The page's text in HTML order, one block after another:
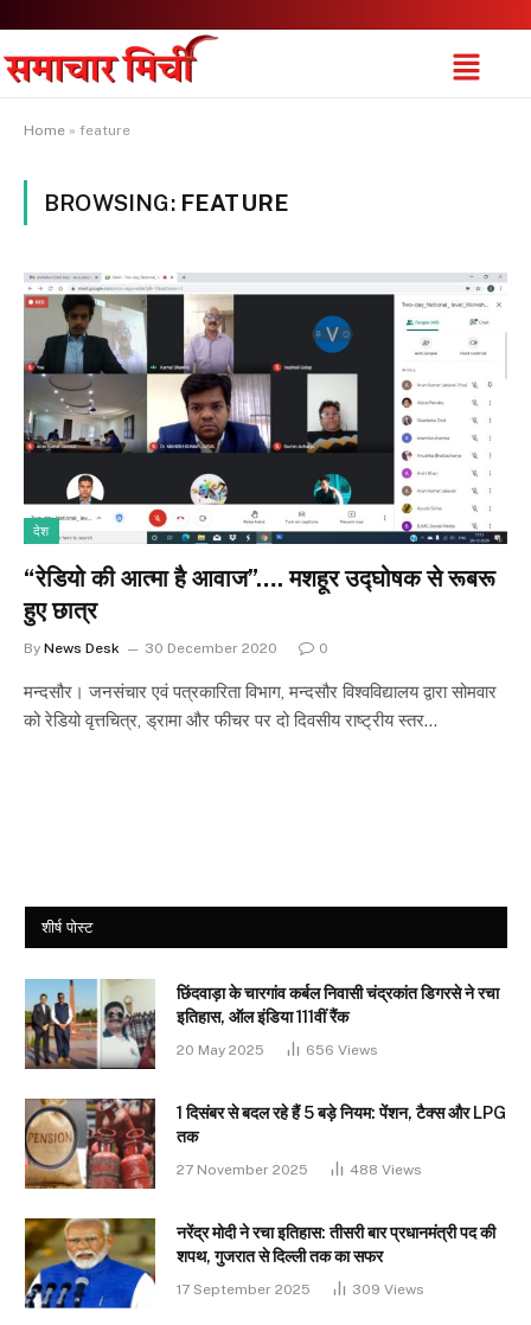
Home » feature
BROWSING: FEATURE
देश
“रेडियो की आत्मा है आवाज”…. मशहूर उद्घोषक से रूबरू
हुए छात्र
By News Desk 30 December 2020 0
मन्दसौर। जनसंचार एवं पत्रकारिता विभाग, मन्दसौर विश्वविद्यालय द्वारा सोमवार
को रेडियो वृत्तचित्र, ड्रामा और फीचर पर दो दिवसीय राष्ट्रीय स्तर…
शीर्ष पोस्ट
छिंदवाड़ा के चारगांव कर्बल निवासी चंद्रकांत डिगरसे ने रचा
इतिहास, ऑल इंडिया 111वीं रैंक
20 May 2025 656 Views
1 दिसंबर से बदल रहे हैं 5 बड़े नियम: पेंशन, टैक्स और LPG
तक
27 November 2025 488 Views
नरेंद्र मोदी ने रचा इतिहास: तीसरी बार प्रधानमंत्री पद की
शपथ, गुजरात से दिल्ली तक का सफर
17 September 2025 309 Views